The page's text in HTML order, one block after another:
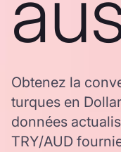
Obtenez la
turques en
données
TRY/AUD